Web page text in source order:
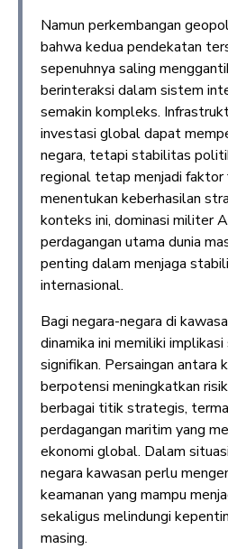
Namun perkembangan
bahwa kedua pendekatan
sepenuhnya saling
berinteraksi dalam sistem
semakin kompleks.
investasi global dapat
negara, tetapi stabilitas
regional tetap menjadi faktor
menentukan keberhasilan
konteks ini, dominasi militer
perdagangan utama dunia
penting dalam menjaga
internasional.
Bagi negara-negara di
dinamika ini memiliki
signifikan. Persaingan antara
berpotensi meningkatkan
berbagai titik strategis,
perdagangan maritim yang
ekonomi global. Dalam
negara kawasan perlu
keamanan yang mampu
sekaligus melindungi
masing.